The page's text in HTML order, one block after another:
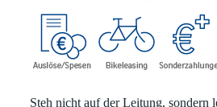
Steh nicht auf der Leitung, sondern